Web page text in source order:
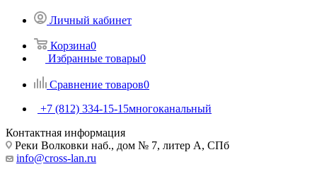
Личный кабинет
Корзина0
Избранные товары0
Сравнение товаров0
+7 (812) 334-15-15многоканальный
Контактная информация
Реки Волковки наб., дом № 7, литер А, СПб
info@cross-lan.ru